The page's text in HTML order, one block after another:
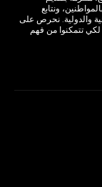
ونتابع
والدولية. نحرص على
تتمكنوا من فهم